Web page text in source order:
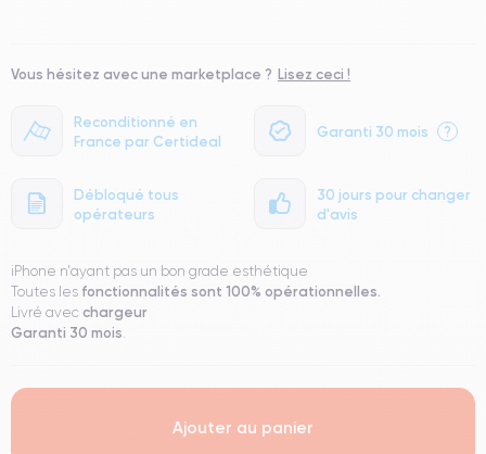
Reconditionné en
France par Certideal
Garanti 30 mois ?
Débloqué tous
opérateurs
30 jours pour changer
d'avis
Vous hésitez avec une marketplace ? Lisez ceci !
iPhone n'ayant pas un bon grade esthétique
Toutes les fonctionnalités sont 100% opérationnelles.
Livré avec chargeur
Garanti 30 mois.
Ajouter au panier